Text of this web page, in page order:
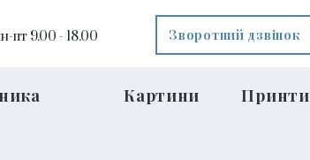
пт 9.00 - 18.00 Зворотний дзвінок
Картини Принти